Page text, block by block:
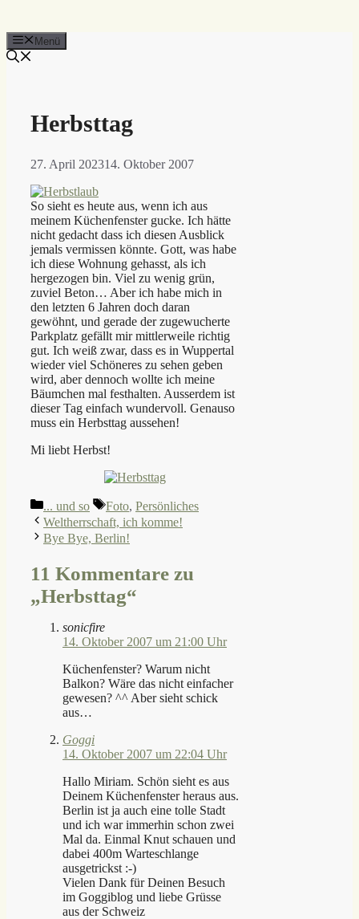
Menü
Herbsttag
27. April 202314. Oktober 2007
So sieht es heute aus, wenn ich aus
meinem Küchenfenster gucke. Ich hätte
nicht gedacht dass ich diesen Ausblick
jemals vermissen könnte. Gott, was habe
ich diese Wohnung gehasst, als ich
hergezogen bin. Viel zu wenig grün,
zuviel Beton… Aber ich habe mich in
den letzten 6 Jahren doch daran
gewöhnt, und gerade der zugewucherte
Parkplatz gefällt mir mittlerweile richtig
gut. Ich weiß zwar, dass es in Wuppertal
wieder viel Schöneres zu sehen geben
wird, aber dennoch wollte ich meine
Bäumchen mal festhalten. Ausserdem ist
dieser Tag einfach wundervoll. Genauso
muss ein Herbsttag aussehen!
Mi liebt Herbst!
Kategorien
... und so Schlagwörter
Foto, Persönliches
Weltherrschaft, ich komme!
Bye Bye, Berlin!
11 Kommentare zu
„Herbsttag“
sonicfire
14. Oktober 2007 um 21:00 Uhr
Küchenfenster? Warum nicht
Balkon? Wäre das nicht einfacher
gewesen? ^^ Aber sieht schick
aus…
Goggi
14. Oktober 2007 um 22:04 Uhr
Hallo Miriam. Schön sieht es aus
Deinem Küchenfenster heraus aus.
Berlin ist ja auch eine tolle Stadt
und ich war immerhin schon zwei
Mal da. Einmal Knut schauen und
dabei 400m Warteschlange
ausgetrickst :-)
Vielen Dank für Deinen Besuch
im Goggiblog und liebe Grüsse
aus der Schweiz